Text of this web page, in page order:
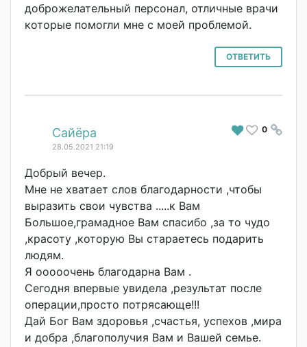
доброжелательный персонал, отличные врачи
которые помогли мне с моей проблемой.
ОТВЕТИТЬ
# 0
Сайёра
28.05.2021 21:19
Добрый вечер.
Мне не хватает слов благодарности ,чтобы
выразить свои чувства .....к Вам
Большое,грамадное Вам спасибо ,за то чудо
,красоту ,которую Вы стараетесь подарить
людям.
Я ооооочень благодарна Вам .
Сегодня впервые увидела ,результат после
операции,просто потрясающе!!!
Дай Бог Вам здоровья ,счастья, успехов ,мира
и добра ,благополучия Вам и Вашей семье.